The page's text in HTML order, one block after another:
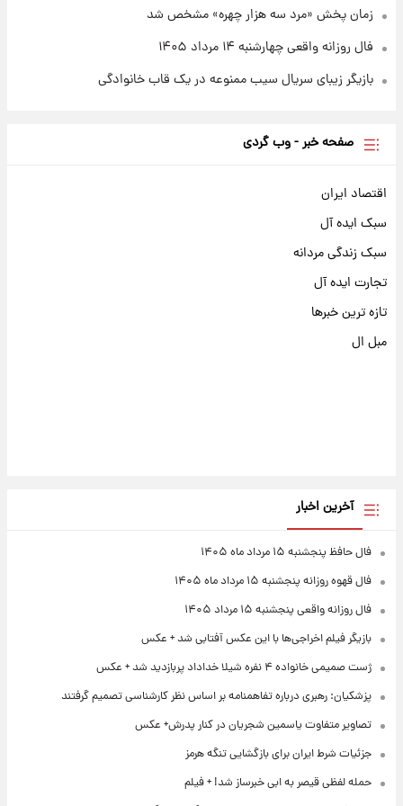
زمان پخش «مرد سه هزار چهره» مشخص شد
فال روزانه واقعی چهارشنبه ۱۴ مرداد ۱۴۰۵
بازیگر زیبای سریال سیب ممنوعه در یک قاب خانوادگی
صفحه خبر - وب گردی
اقتصاد ایران
سبک ایده آل
سبک زندگی مردانه
تجارت ایده آل
تازه ترین خبرها
مبل ال
آخرین اخبار
فال حافظ پنجشنبه ۱۵ مرداد ماه ۱۴۰۵
فال قهوه روزانه پنجشنبه ۱۵ مرداد ماه ۱۴۰۵
فال روزانه واقعی پنجشنبه ۱۵ مرداد ۱۴۰۵
بازیگر فیلم اخراجی‌ها با این عکس آفتابی شد + عکس
ژست صمیمی خانواده ۴ نفره شیلا خداداد پربازدید شد + عکس
پزشکیان: رهبری درباره تفاهمنامه بر اساس نظر کارشناسی تصمیم گرفتند
تصاویر متفاوت یاسمین شجریان در کنار پدرش+ عکس
جزئیات شرط ایران برای بازگشایی تنگه هرمز
حمله لفظی قیصر به ابی خبرساز شد! + فیلم